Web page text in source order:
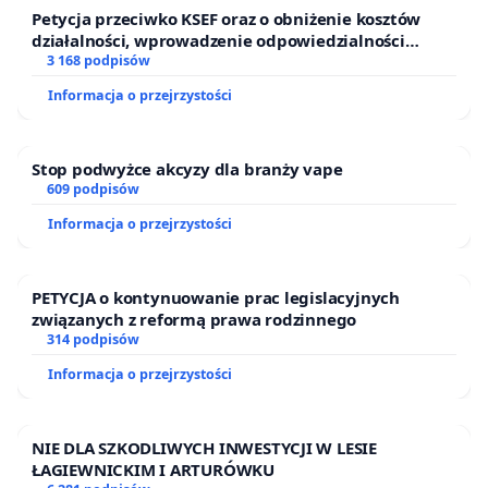
Na rynku nie ma i nie będzie podręczników,
repetytoriów i innych materiałów edukacyjnych
zgodnych z nowymi wymaganiami na początek
roku szkolnego, o ile w ogóle będą. Ogłoszona
nowych książek. Maturzysta zdający maturę
2025 nie będzie miał więc aktualnych pozycji
książkowych, by móc dobrze przygotować się
Pytanie retoryczne, czy to jest ekologiczne?
Dodatkowo uczniowie muszą wszystkie książki
programową, której interpretacja może być
wspomagających. Uczeń, wypożyczając książkę
np. z arkuszami maturalnymi czy repetytorium,
Petycja przeciwko KSEF oraz o obniżenie kosztów
działalności, wprowadzenie odpowiedzialności
finansowej kluczowych urzędników i sędziów
3 168 podpisów
Informacja o przejrzystości
Stop podwyżce akcyzy dla branży vape
609 podpisów
Informacja o przejrzystości
PETYCJA o kontynuowanie prac legislacyjnych
związanych z reformą prawa rodzinnego
314 podpisów
Informacja o przejrzystości
NIE DLA SZKODLIWYCH INWESTYCJI W LESIE
ŁAGIEWNICKIM I ARTURÓWKU